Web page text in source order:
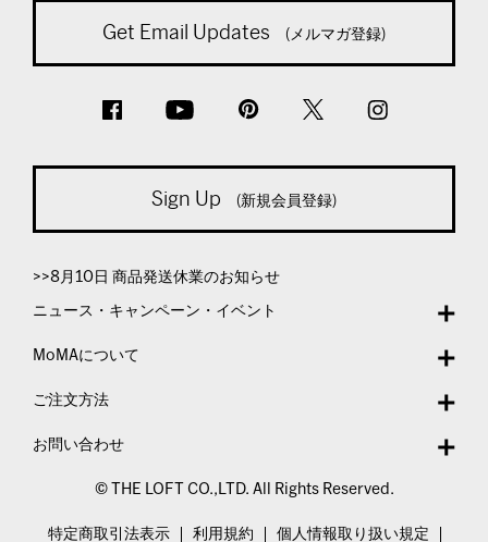
Get Email Updates (メルマガ登録)
Sign Up (新規会員登録)
>>8月10日 商品発送休業のお知らせ
ニュース・キャンペーン・イベント
MoMAについて
ご注文方法
お問い合わせ
© THE LOFT CO.,LTD. All Rights Reserved.
特定商取引法表示 利用規約 個人情報取り扱い規定